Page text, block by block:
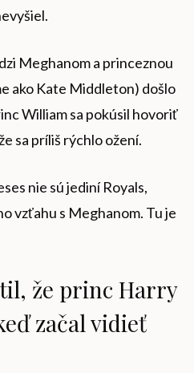
Meghanom a princeznou
ako Kate Middleton) došlo
William sa pokúsil hovoriť
sa príliš rýchlo ožení.
nie sú jediní Royals,
vzťahu s Meghanom. Tu je
že princ Harry
začal vidieť